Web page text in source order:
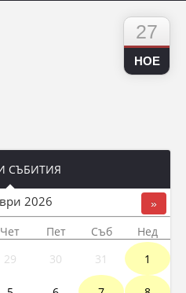
27
НОЕ
СЪБИТИЯ
2026 »
Чет Пет Съб
Нед
29 30 31 1